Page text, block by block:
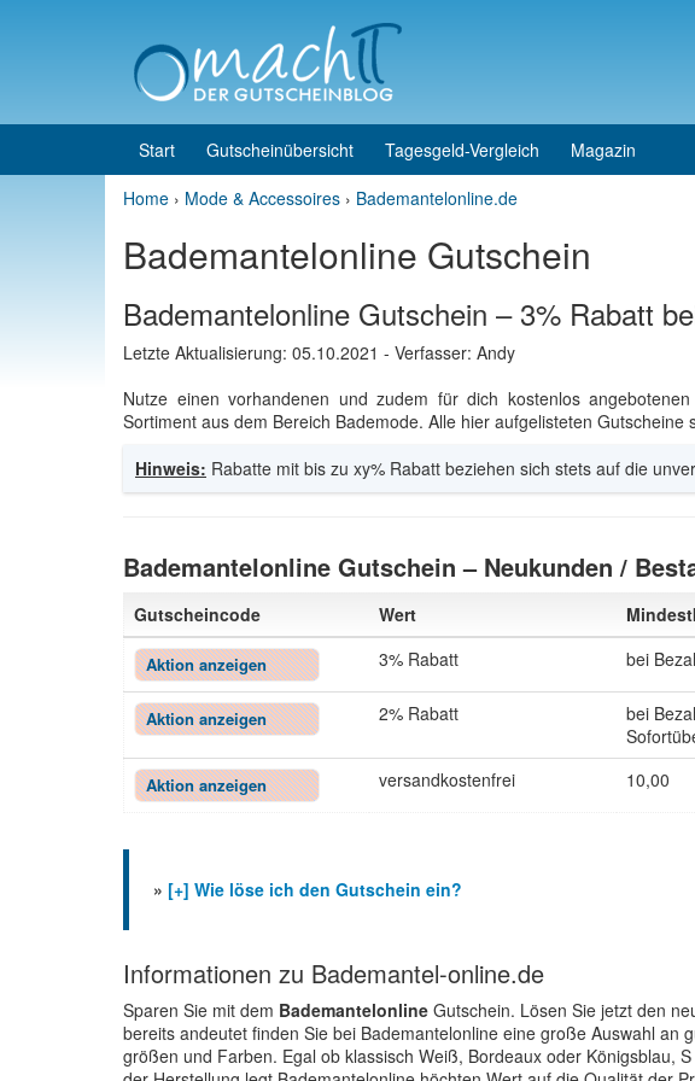
Start Gutscheinübersicht Tagesgeld-Vergleich
Magazin
Home › Mode & Accessoires › Bademantelonline.de
Bademantelonline Gutschein
Bademantelonline Gutschein – 3% Rabatt
Letzte Aktualisierung: 05.10.2021 - Verfasser: Andy
Nutze einen vorhandenen und zudem für dich kostenlos angebotenen
Sortiment aus dem Bereich Bademode. Alle hier aufgelisteten
Hinweis: Rabatte mit bis zu xy% Rabatt beziehen sich stets auf die
Bademantelonline Gutschein – Neukunden /
Gutscheincode Wert
Aktion anzeigen 3% Rabatt bei
Aktion anzeigen 2% Rabatt
bei
Aktion anzeigen versandkostenfrei 10,00
» [+] Wie löse ich den Gutschein ein?
Informationen zu Bademantel-online.de
Sparen Sie mit dem Bademantelonline Gutschein. Lösen Sie jetzt den
bereits andeutet finden Sie bei Bademantelonline eine große Auswahl an
größen und Farben. Egal ob klassisch Weiß, Bordeaux oder Königsblau,